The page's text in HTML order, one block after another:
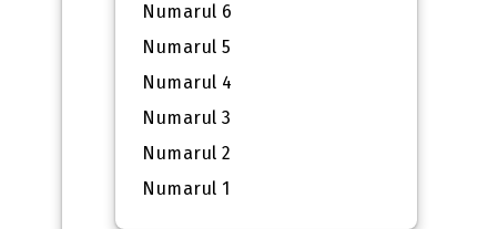
Numarul 6
Numarul 5
Numarul 4
Numarul 3
Numarul 2
Numarul 1